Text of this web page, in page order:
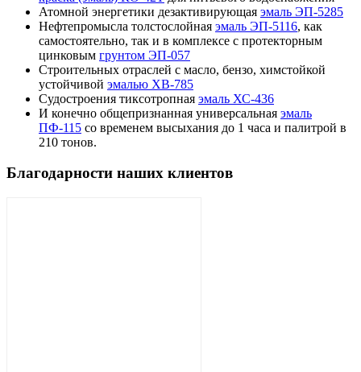
Атомной энергетики дезактивирующая эмаль ЭП-5285
Нефтепромысла толстослойная эмаль ЭП-5116, как
самостоятельно, так и в комплексе с протекторным
цинковым грунтом ЭП-057
Строительных отраслей с масло, бензо, химстойкой
устойчивой эмалью ХВ-785
Судостроения тиксотропная эмаль ХС-436
И конечно общепризнанная универсальная эмаль
ПФ-115 со временем высыхания до 1 часа и палитрой в
210 тонов.
Благодарности наших клиентов